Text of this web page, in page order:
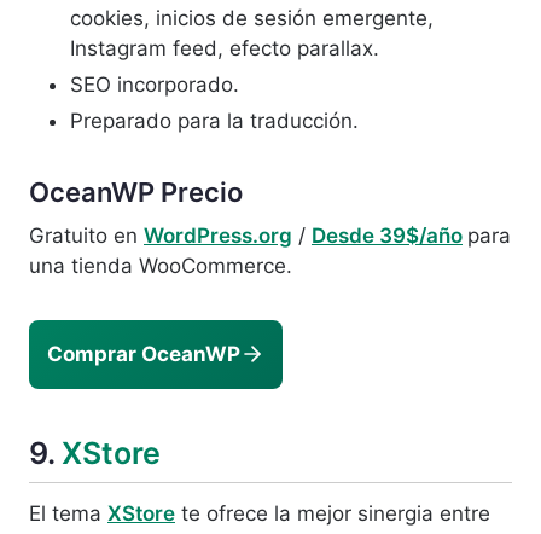
cookies, inicios de sesión emergente,
Instagram feed, efecto parallax.
SEO incorporado.
Preparado para la traducción.
OceanWP Precio
Gratuito en WordPress.org / Desde 39$/año para
una tienda WooCommerce.
Comprar OceanWP
9. XStore
El tema XStore te ofrece la mejor sinergia entre